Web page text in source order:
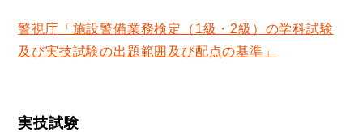
警視庁「施設警備業務検定（1級・2級）の学科試験
及び実技試験の出題範囲及び配点の基準」
実技試験